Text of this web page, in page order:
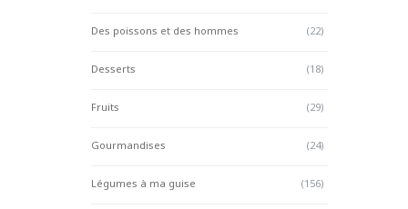
Des poissons et des hommes (22)
Desserts (18)
Fruits (29)
Gourmandises (24)
Légumes à ma guise (156)